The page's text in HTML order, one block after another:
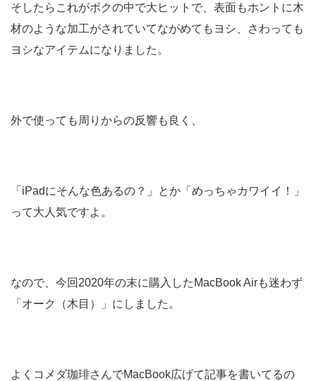
そしたらこれがボクの中で大ヒットで、表面もホントに木
材のような加工がされていてながめてもヨシ、さわっても
ヨシなアイテムになりました。
外で使っても周りからの反響も良く、
「iPadにそんな色あるの？」とか「めっちゃカワイイ！」
って大人気ですよ。
なので、今回2020年の末に購入したMacBook Airも迷わず
「オーク（木目）」にしました。
よくコメダ珈琲さんでMacBook広げて記事を書いてるの